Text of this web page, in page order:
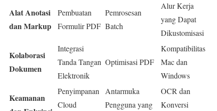
Alat Anotasi
dan Markup
Pembuatan
Formulir PDF
Pemrosesan
Batch
Alur Kerja
yang Dapat
Dikustomisasi
Kolaborasi
Dokumen
Integrasi
Tanda Tangan
Elektronik
Optimisasi PDF
Kompatibilitas
Mac dan
Windows
Keamanan
Penyimpanan
Cloud
Antarmuka
Pengguna yang
OCR dan
Konversi